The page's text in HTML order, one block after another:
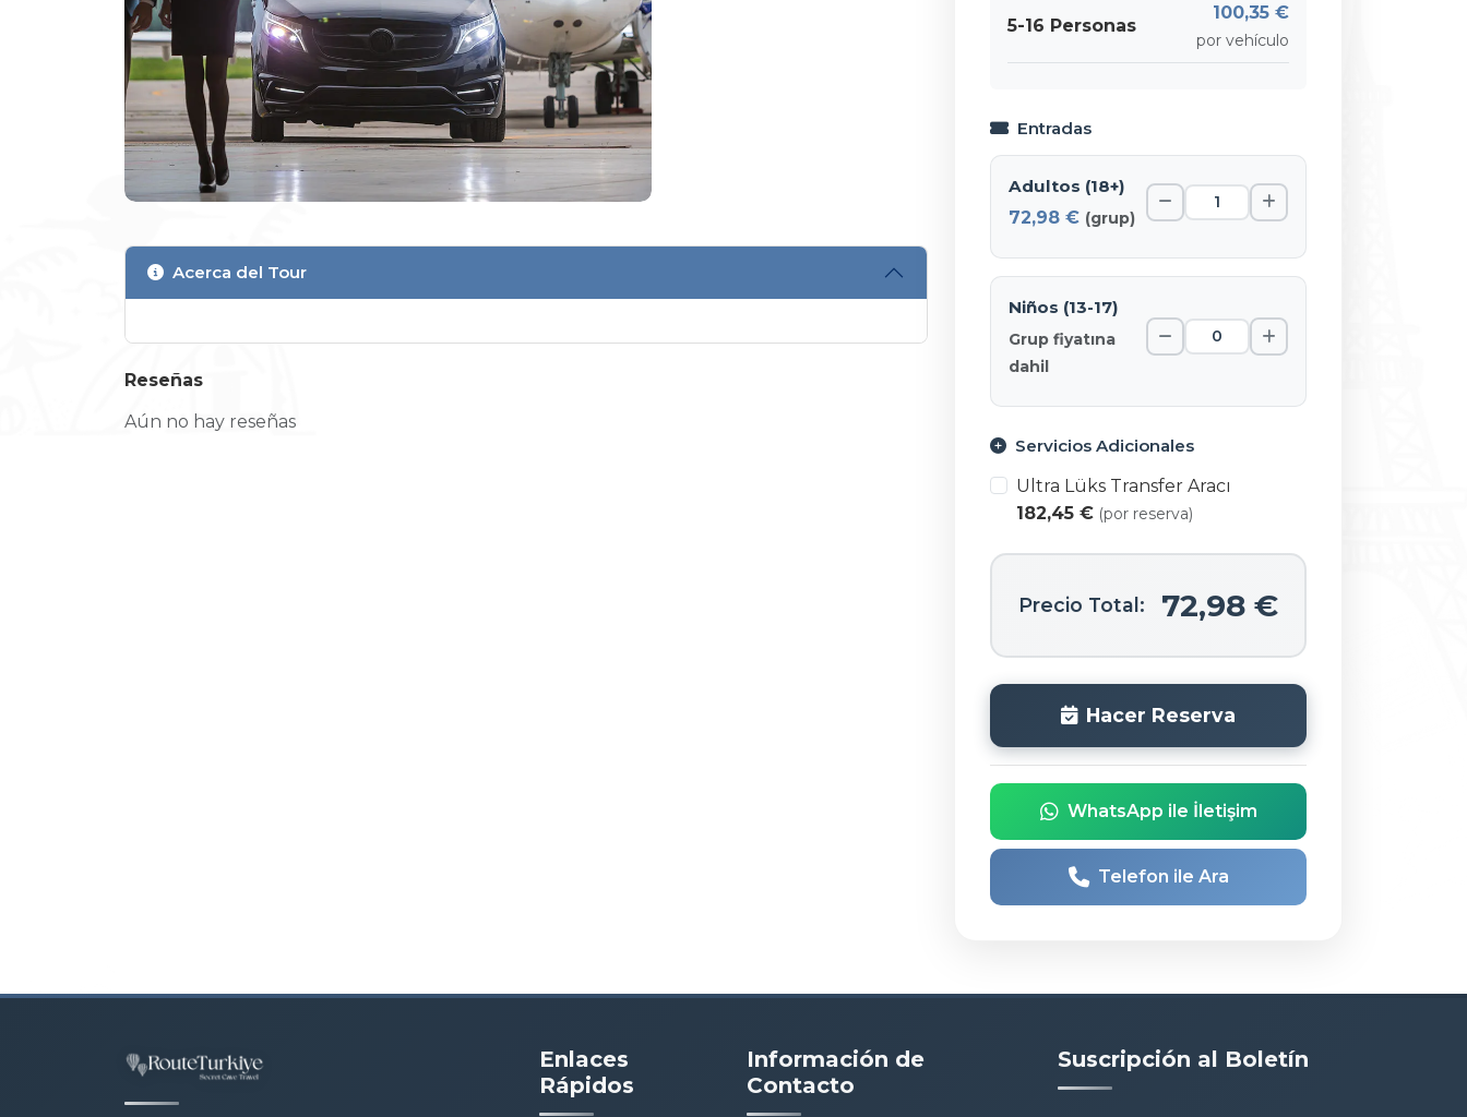
Acerca del Tour
Reseñas
Aún no hay reseñas
5-16 Personas
100,35 €
por vehículo
Entradas
Adultos (18+)
72,98 € (grup)
Niños (13-17)
Grup fiyatına
dahil
Servicios Adicionales
Ultra Lüks Transfer Aracı
182,45 € (por reserva)
Precio Total: 72,98 €
Hacer Reserva
WhatsApp ile İletişim
Telefon ile Ara
Enlaces
Rápidos
Información de
Contacto
Suscripción al Boletín